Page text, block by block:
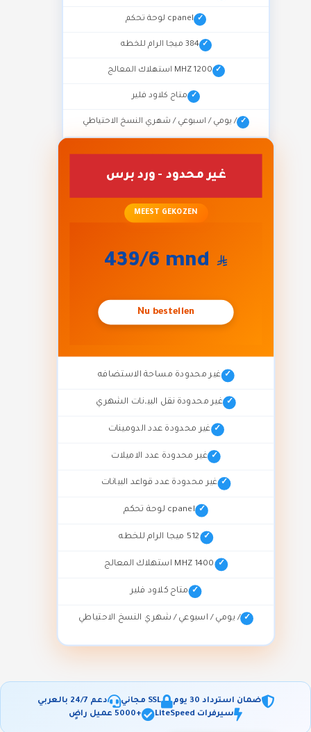
cpanel لوحة تحكم
384 ميجا الرام للخطه
1200 MHZ استهلاك المعالج
متاح كلاود فلير
/ يومي / اسبوعي / شهري النسخ الاحتياطي
غير محدود - ورد برس
MEEST GEKOZEN
439/6 mnd
Nu bestellen
غير محدودة مساحة الاستضافه
غير محدودة نقل البيانات الشهري
غير محدودة عدد الدومينات
غير محدودة عدد الاميلات
غير محدودة عدد قواعد البيانات
cpanel لوحة تحكم
512 ميجا الرام للخطه
1400 MHZ استهلاك المعالج
متاح كلاود فلير
/ يومي / اسبوعي / شهري النسخ الاحتياطي
ضمان استرداد 30 يوم SSL مجاني
دعم 24/7 بالعربي
سيرفرات LiteSpeed
+5000 عميل راضٍ